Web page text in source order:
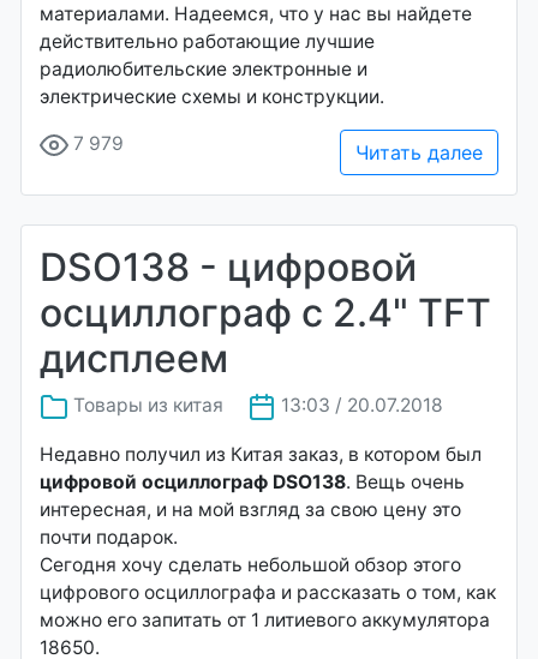
материалами. Надеемся, что у нас вы найдете
действительно работающие лучшие
радиолюбительские электронные и
электрические схемы и конструкции.
7 979 Читать далее
DSO138 - цифровой
осциллограф с 2.4" TFT
дисплеем
Товары из китая 13:03 / 20.07.2018
Недавно получил из Китая заказ, в котором был
цифровой осциллограф DSO138. Вещь очень
интересная, и на мой взгляд за свою цену это
почти подарок.
Сегодня хочу сделать небольшой обзор этого
цифрового осциллографа и рассказать о том, как
можно его запитать от 1 литиевого аккумулятора
18650.